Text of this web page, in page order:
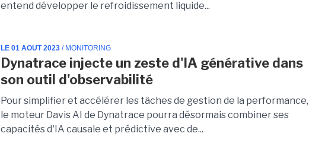
entend développer le refroidissement liquide...
LE 01 AOUT 2023 / MONITORING
Dynatrace injecte un zeste d'IA générative dans
son outil d'observabilité
Pour simplifier et accélérer les tâches de gestion de la performance,
le moteur Davis AI de Dynatrace pourra désormais combiner ses
capacités d'IA causale et prédictive avec de...